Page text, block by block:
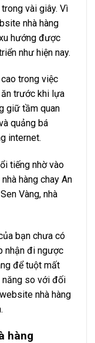
vài giây. Vì
nhà hàng
hướng được
như hiện nay.
trong việc
ăn trước khi lựa
giữ tầm quan
quảng bá
internet.
tiếng nhờ vào
hàng chay An
Vàng, nhà
bạn chưa có
nhận đi ngược
để tuột mất
năng so với đối
nhà hàng
hàng